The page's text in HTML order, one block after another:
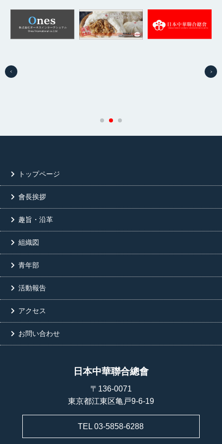
トップページ
會長挨拶
趣旨・沿革
組織図
青年部
活動報告
アクセス
お問い合わせ
日本中華聯合總會
〒136-0071
東京都江東区亀戸9-6-19
TEL 03-5858-6288